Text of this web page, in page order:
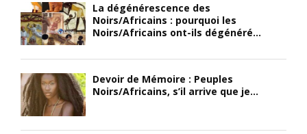
La dégénérescence des
Noirs/Africains : pourquoi les
Noirs/Africains ont-ils dégénéré...
Devoir de Mémoire : Peuples
Noirs/Africains, s’il arrive que je...